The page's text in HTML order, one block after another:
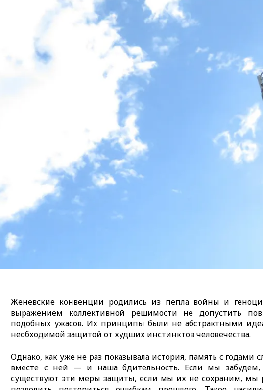
Женевские конвенции родились из пепла войны и
выражением коллективной решимости не допустить
подобных ужасов. Их принципы были не абстрактными
необходимой защитой от худших инстинктов человечества.
Однако, как уже не раз показывала история, память с годами
вместе с ней — и наша бдительность. Если мы забудем,
существуют эти меры защиты, если мы их не сохраним, мы